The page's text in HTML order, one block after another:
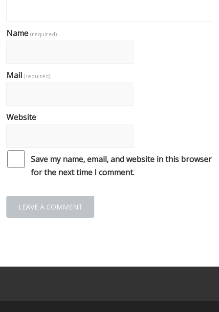
Name(required)
Mail(required)
Website
Save my name, email, and website in this browser
for the next time I comment.